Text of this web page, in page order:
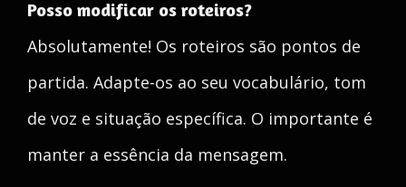
Posso modificar os roteiros?
Absolutamente! Os roteiros são pontos de
partida. Adapte-os ao seu vocabulário, tom
de voz e situação específica. O importante é
manter a essência da mensagem.